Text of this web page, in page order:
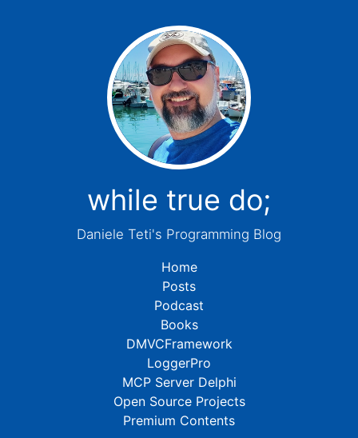
while true do;
Daniele Teti's Programming Blog
Home
Posts
Podcast
Books
DMVCFramework
LoggerPro
MCP Server Delphi
Open Source Projects
Premium Contents